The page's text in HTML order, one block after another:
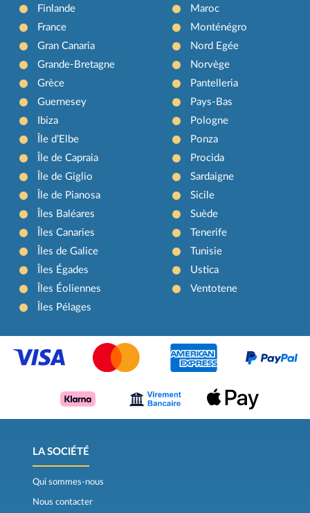
Finlande
France
Gran Canaria
Grande-Bretagne
Grèce
Guernesey
Ibiza
Île d’Elbe
Île de Capraia
Île de Giglio
Île de Pianosa
Îles Baléares
Îles Canaries
Îles de Galice
Îles Égades
Îles Éoliennes
Îles Pélages
Maroc
Monténégro
Nord Egée
Norvège
Pantelleria
Pays-Bas
Pologne
Ponza
Procida
Sardaigne
Sicile
Suède
Tenerife
Tunisie
Ustica
Ventotene
LA SOCIÉTÉ
Qui sommes-nous
Nous contacter